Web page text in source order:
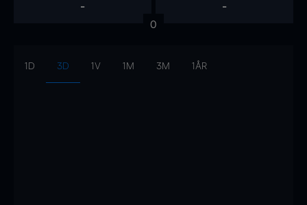
- -
0
1D 3D 1V 1M 3M 1ÅR